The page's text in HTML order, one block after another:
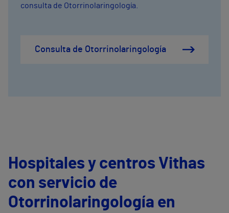
consulta de Otorrinolaringología.
Consulta de Otorrinolaringología
Hospitales y centros Vithas
con servicio de
Otorrinolaringología en